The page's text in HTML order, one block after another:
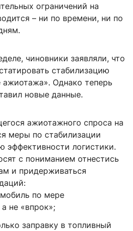
ограничений на
– ни по времени, ни по
чиновники заявляли, что
стабилизацию
ажиотажа». Однако теперь
новые данные.
ажиотажного спроса на
меры по стабилизации
эффективности логистики.
с пониманием отнестись
и придерживаться
по мере
не «впрок»;
заправку в топливный